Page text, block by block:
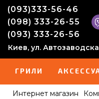
(093)333-56-46
(098) 333-26-55
(093) 333-26-56
Киев, ул.
ГРИЛИ
Интернет магазин